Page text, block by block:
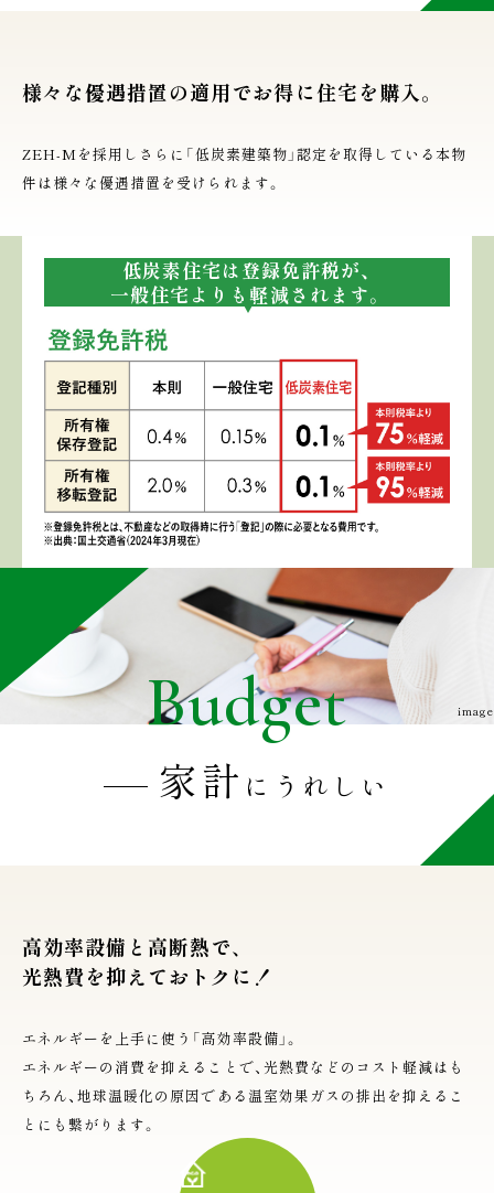
様々な優遇措置の適用でお得に住宅を購入。
ZEH-Mを採用しさらに「低炭素建築物」認定を取得している本物
件は様々な優遇措置を受けられます。
低炭素住宅は登録免許税が、
一般住宅よりも軽減されます。
Budget image
家計 にうれしい
高効率設備と高断熱で、
光熱費を抑えておトクに！
エネルギーを上手に使う「高効率設備」。
エネルギーの消費を抑えることで、光熱費などのコスト軽減はも
ちろん、地球温暖化の原因である温室効果ガスの排出を抑えるこ
とにも繋がります。